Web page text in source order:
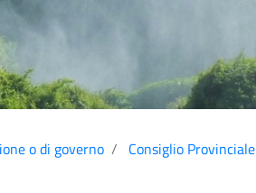
o di governo
Consiglio Provinciale